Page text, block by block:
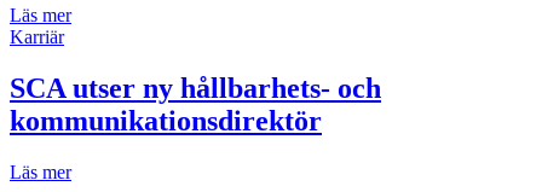
Läs mer
Karriär
SCA utser ny hållbarhets- och
kommunikationsdirektör
Läs mer